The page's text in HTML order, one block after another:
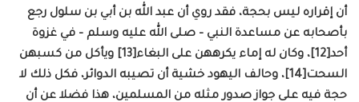
أن إقراره ليس بحجة، فقد روي أن عبد الله بن أبي بن سلول رجع
بأصحابه عن مساعدة النبي – صلى الله عليه وسلم – في غزوة
أحد[12]، وكان له إماء يكرههن على البغاء[13] ويأكل من كسبهن
السحت[14]، وحالف اليهود خشية أن تصيبه الدوائر، فكل ذلك لا
حجة فيه على جواز صدور مثله من المسلمين، هذا فضلا عن أن